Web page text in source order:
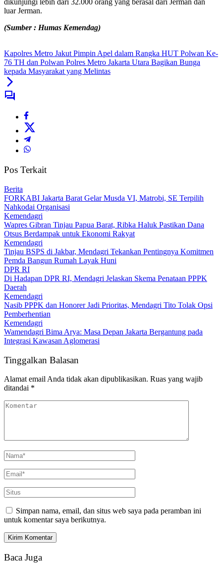
dikunjungi lebih dari 32.000 orang yang berasal dari Jerman dan
luar Jerman.
(Sumber : Humas Kemendag)
Kapolres Metro Jakut Pimpin Apel dalam Rangka HUT Polwan Ke-
76 TH dan Polwan Polres Metro Jakarta Utara Bagikan Bunga
kepada Masyarakat yang Melintas
Pos Terkait
Berita
FORKABI Jakarta Barat Gelar Musda VI, Matrobi, SE Terpilih
Nahkodai Organisasi
Kemendagri
Wapres Gibran Tinjau Papua Barat, Ribka Haluk Pastikan Dana
Otsus Berdampak untuk Ekonomi Rakyat
Kemendagri
Tinjau BSPS di Jakbar, Mendagri Tekankan Pentingnya Komitmen
Pemda Bangun Rumah Layak Huni
DPR RI
Di Hadapan DPR RI, Mendagri Jelaskan Skema Penataan PPPK
Daerah
Kemendagri
Nasib PPPK dan Honorer Jadi Prioritas, Mendagri Tito Tolak Opsi
Pemberhentian
Kemendagri
Wamendagri Bima Arya: Masa Depan Jakarta Bergantung pada
Integrasi Kawasan Aglomerasi
Tinggalkan Balasan
Alamat email Anda tidak akan dipublikasikan. Ruas yang wajib
ditandai *
Simpan nama, email, dan situs web saya pada peramban ini
untuk komentar saya berikutnya.
Baca Juga